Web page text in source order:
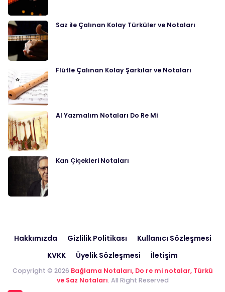
Saz ile Çalınan Kolay Türküler ve Notaları
Flütle Çalınan Kolay Şarkılar ve Notaları
Al Yazmalım Notaları Do Re Mi
Kan Çiçekleri Notaları
Hakkımızda Gizlilik Politikası
Kullanıcı Sözleşmesi
KVKK
Üyelik Sözleşmesi İletişim
Copyright © 2026 Bağlama Notaları, Do re mi notalar, Türkü
ve Saz Notaları. All Right Reserved